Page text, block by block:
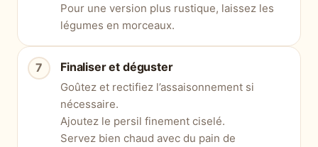
Pour une version plus rustique, laissez les
légumes en morceaux.
Finaliser et déguster
Goûtez et rectifiez l’assaisonnement si
nécessaire.
Ajoutez le persil finement ciselé.
Servez bien chaud avec du pain de